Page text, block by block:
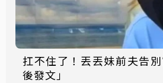
扛不住了！丟丟妹前夫告
後發文」